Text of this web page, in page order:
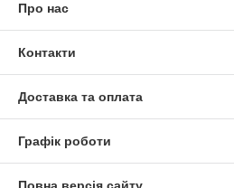
Про нас
Контакти
Доставка та оплата
Графік роботи